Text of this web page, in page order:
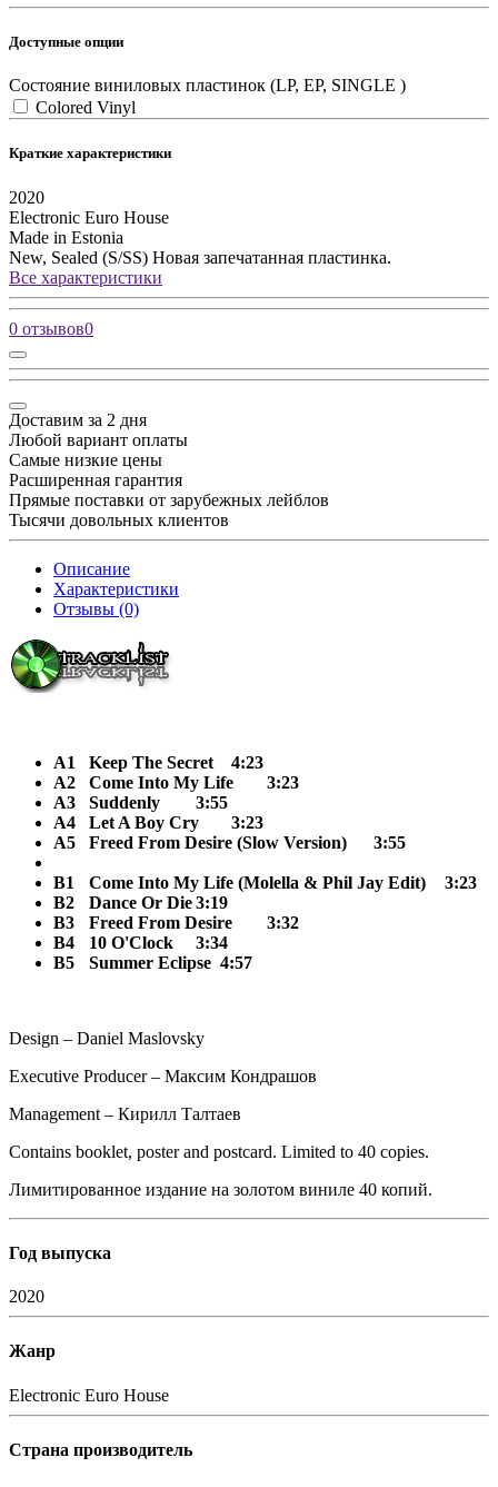
Доступные опции
Состояние виниловых пластинок (LP, EP, SINGLE )
Colored Vinyl
Краткие характеристики
2020
Electronic Euro House
Made in Estonia
New, Sealed (S/SS) Новая запечатанная пластинка.
Все характеристики
0 отзывов0
Доставим за 2 дня
Любой вариант оплаты
Самые низкие цены
Расширенная гарантия
Прямые поставки от зарубежных лейблов
Тысячи довольных клиентов
Описание
Характеристики
Отзывы (0)
A1 Keep The Secret
4:23
A2
Come Into My Life
3:23
A3
Suddenly
3:55
A4
Let A Boy Cry
3:23
A5
Freed From Desire (Slow Version) 3:55
B1 Come Into My Life (Molella & Phil Jay Edit)
3:23
B2
Dance Or Die3:19
B3
Freed From Desire
3:32
B4
10 O'Clock
3:34
B5
Summer Eclipse 4:57
Design – Daniel Maslovsky
Executive Producer – Максим Кондрашов
Management – Кирилл Талтаев
Contains booklet, poster and postcard. Limited to 40 copies.
Лимитированное издание на золотом виниле 40 копий.
Год выпуска
2020
Жанр
Electronic Euro House
Страна производитель